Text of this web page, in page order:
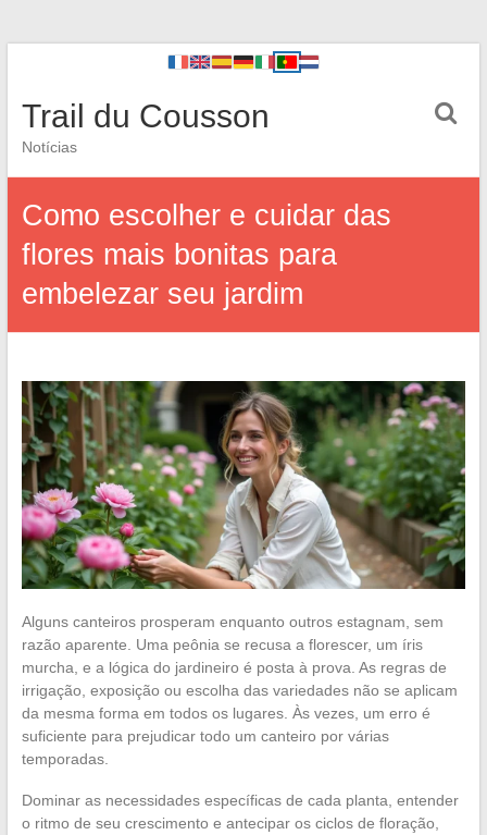
Trail du Cousson
Notícias
Como escolher e cuidar das
flores mais bonitas para
embelezar seu jardim
Alguns canteiros prosperam enquanto outros estagnam, sem
razão aparente. Uma peônia se recusa a florescer, um íris
murcha, e a lógica do jardineiro é posta à prova. As regras de
irrigação, exposição ou escolha das variedades não se aplicam
da mesma forma em todos os lugares. Às vezes, um erro é
suficiente para prejudicar todo um canteiro por várias
temporadas.
Dominar as necessidades específicas de cada planta, entender
o ritmo de seu crescimento e antecipar os ciclos de floração,